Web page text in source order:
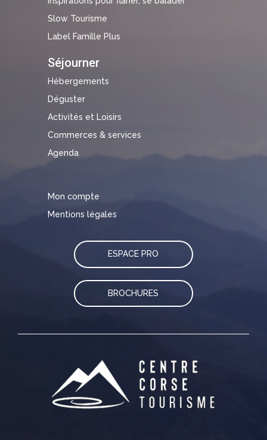
Slow Tourisme
Label Famille Plus
Séjourner
Hébergements
Déguster
Activités et Loisirs
Commerces & services
Agenda
Mon compte
Mentions légales
ESPACE PRO
BROCHURES